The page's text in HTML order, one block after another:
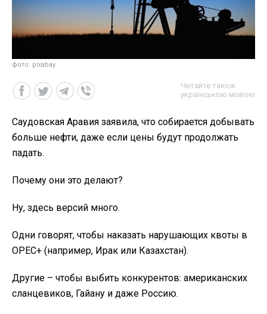
фото: pixabay
Читайте також
українською мовою
Саудовская Аравия заявила, что собирается добывать
больше нефти, даже если цены будут продолжать
падать.
Почему они это делают?
Ну, здесь версий много.
Одни говорят, чтобы наказать нарушающих квоты в
OPEC+ (например, Ирак или Казахстан).
Другие – чтобы выбить конкурентов: американских
сланцевиков, Гайану и даже Россию.